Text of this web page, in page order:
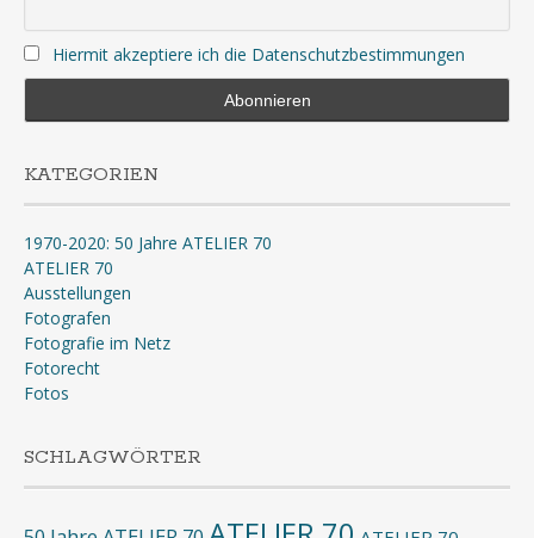
Hiermit akzeptiere ich die Datenschutzbestimmungen
KATEGORIEN
1970-2020: 50 Jahre ATELIER 70
ATELIER 70
Ausstellungen
Fotografen
Fotografie im Netz
Fotorecht
Fotos
SCHLAGWÖRTER